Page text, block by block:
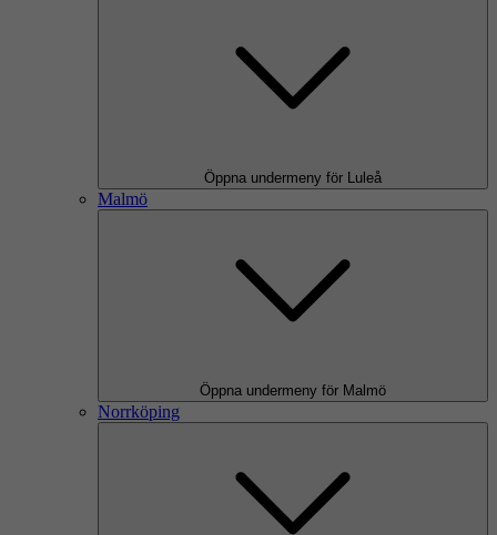
Öppna undermeny för Luleå
Malmö
Öppna undermeny för Malmö
Norrköping